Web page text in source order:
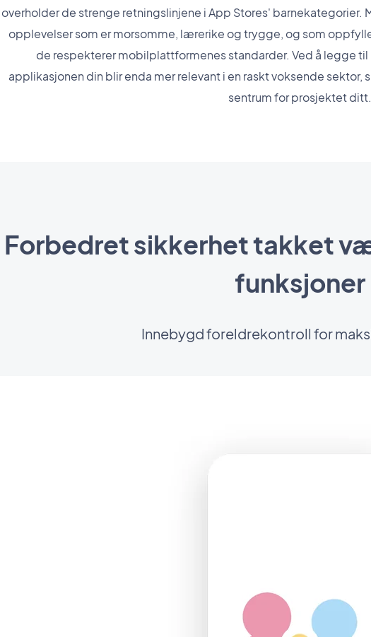
overholder de strenge retningslinjene i App Stores' barnekategorier.
opplevelser som er morsomme, lærerike og trygge, og som
de respekterer mobilplattformenes standarder. Ved å legge
applikasjonen din blir enda mer relevant i en raskt voksende
sentrum for prosjektet ditt.
Forbedret sikkerhet takket
funksjoner
Innebygd foreldrekontroll for